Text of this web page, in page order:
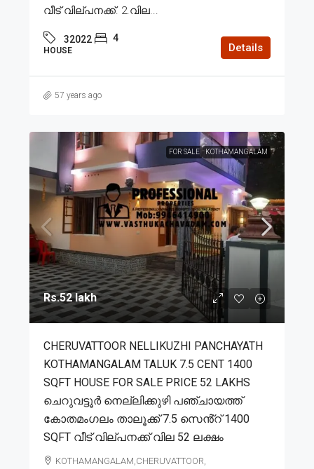
വീട് വില്പനക്ക്. 2.വില...
32022 4
HOUSE Details
57 years ago
FOR SALE KOTHAMANGALAM
Rs.52 lakh
CHERUVATTOOR NELLIKUZHI PANCHAYATH
KOTHAMANGALAM TALUK 7.5 CENT 1400
SQFT HOUSE FOR SALE PRICE 52 LAKHS
ചെറുവട്ടൂർ നെല്ലിക്കുഴി പഞ്ചായത്ത്
കോതമംഗലം താലൂക്ക് 7.5 സെൻ്റ് 1400
SQFT വീട് വില്പനക്ക് വില 52 ലക്ഷം
KOTHAMANGALAM,CHERUVATTOOR,